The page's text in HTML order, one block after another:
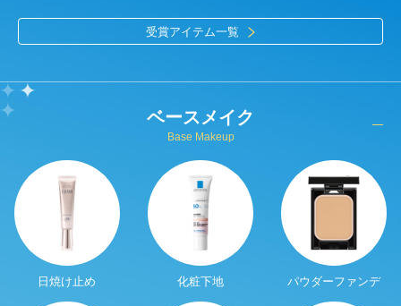
受賞アイテム一覧
ベースメイク
Base Makeup
日焼け止め 化粧下地 パウダーファンデ